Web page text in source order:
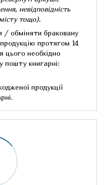
невідповідність
тощо).
/ обміняти браковану
протягом 14
цього необхідно
пошту книгарні:
продукції